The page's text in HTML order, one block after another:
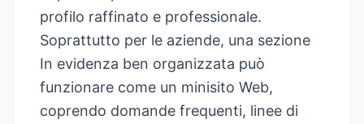
profilo raffinato e professionale.
Soprattutto per le aziende, una sezione
In evidenza ben organizzata può
funzionare come un minisito Web,
coprendo domande frequenti, linee di